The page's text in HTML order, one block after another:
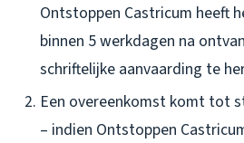
Ontstoppen Castricum heeft
binnen 5 werkdagen na
schriftelijke aanvaarding te
Een overeenkomst komt tot
– indien Ontstoppen